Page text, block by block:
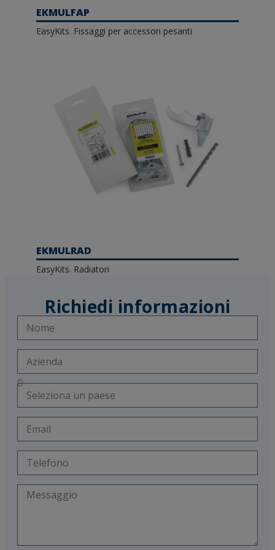
EKMULFAP
EasyKits. Fissaggi per accessori pesanti
EKMULRAD
EasyKits. Radiatori
Richiedi informazioni